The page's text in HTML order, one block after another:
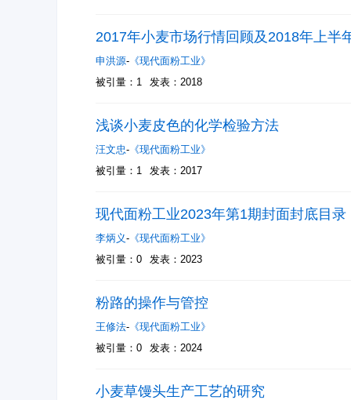
2017年小麦市场行情回顾及2018年上半
申洪源- 《现代面粉工业》
被引量：1
发表：2018
浅谈小麦皮色的化学检验方法
汪文忠- 《现代面粉工业》
被引量：1
发表：2017
现代面粉工业2023年第1期封面封底目录
李炳义- 《现代面粉工业》
被引量：0
发表：2023
粉路的操作与管控
王修法- 《现代面粉工业》
被引量：0
发表：2024
小麦草馒头生产工艺的研究